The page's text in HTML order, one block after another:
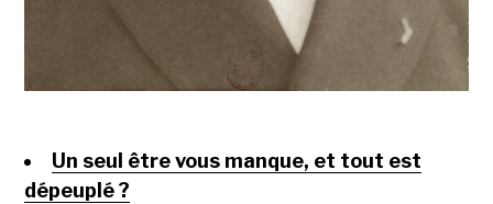
Un seul être vous manque, et tout est
dépeuplé ?